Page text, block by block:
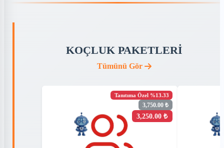
KOÇLUK PAKETLERİ
Tümünü Gör
Tanıtıma Özel %13.33
3,750.00 ₺
3,250.00 ₺